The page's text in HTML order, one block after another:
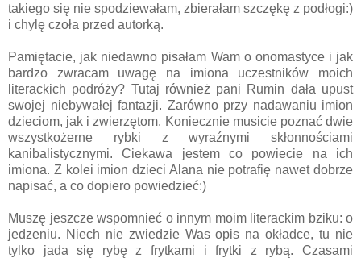
takiego się nie spodziewałam, zbierałam szczękę z podłogi:)
i chylę czoła przed autorką.
Pamiętacie, jak niedawno pisałam Wam o onomastyce i jak
bardzo zwracam uwagę na imiona uczestników moich
literackich podróży? Tutaj również pani Rumin dała upust
swojej niebywałej fantazji. Zarówno przy nadawaniu imion
dzieciom, jak i zwierzętom. Koniecznie musicie poznać dwie
wszystkożerne rybki z wyraźnymi skłonnościami
kanibalistycznymi. Ciekawa jestem co powiecie na ich
imiona. Z kolei imion dzieci Alana nie potrafię nawet dobrze
napisać, a co dopiero powiedzieć:)
Muszę jeszcze wspomnieć o innym moim literackim bziku: o
jedzeniu. Niech nie zwiedzie Was opis na okładce, tu nie
tylko jada się rybę z frytkami i frytki z rybą. Czasami